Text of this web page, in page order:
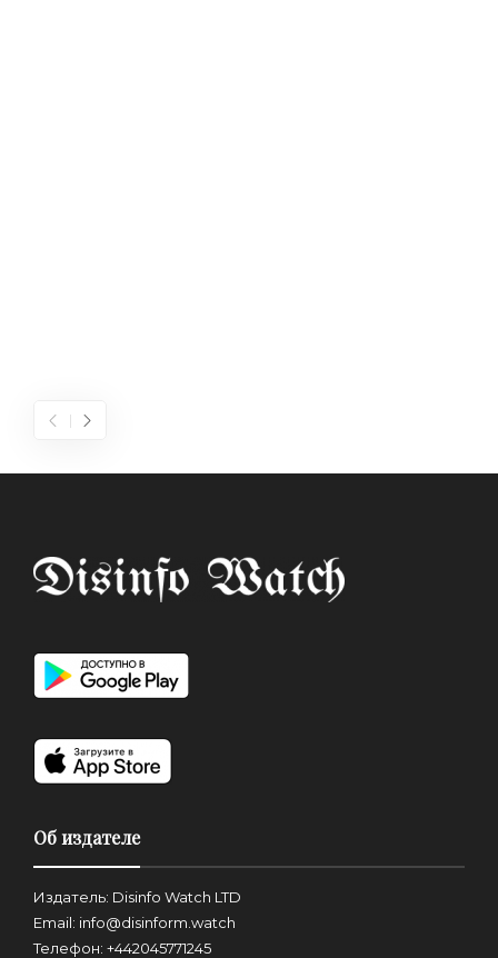
Об издателе
Издатель: Disinfo Watch LTD
Email: info@disinform.watch
Телефон: +442045771245